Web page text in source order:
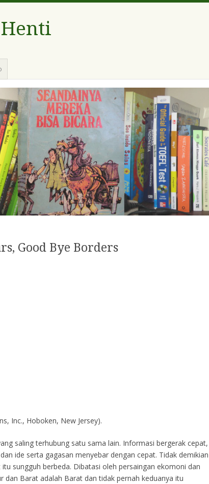
Good Bye Borders
Inc., Hoboken, New Jersey).
saling terhubung satu sama lain. Informasi bergerak cepat,
ide serta gagasan menyebar dengan cepat. Tidak demikian
sungguh berbeda. Dibatasi oleh persaingan ekomoni dan
dan Barat adalah Barat dan tidak pernah keduanya itu